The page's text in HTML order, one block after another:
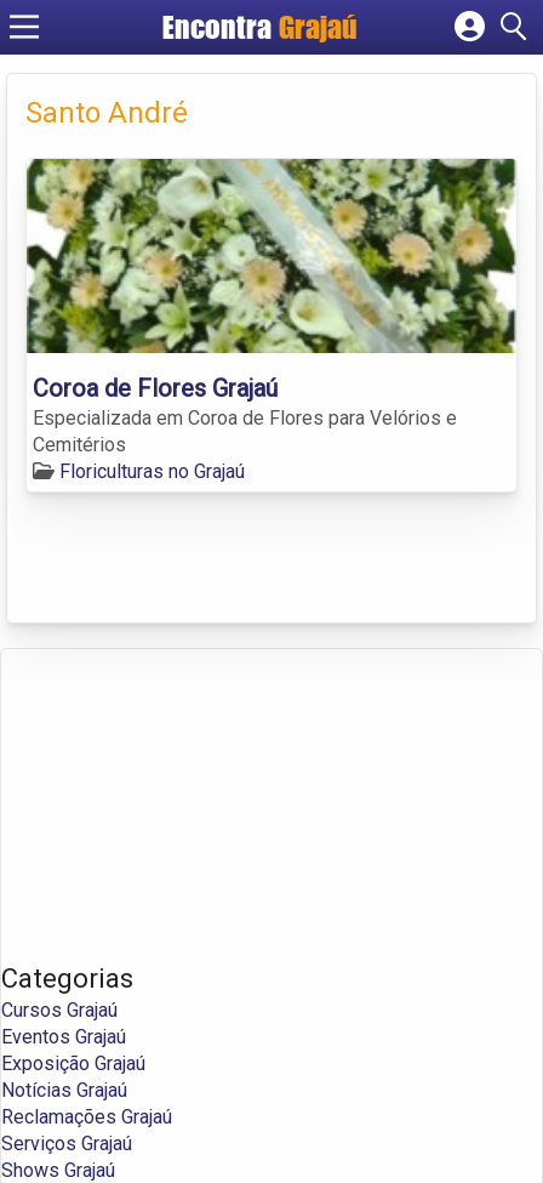
Encontra Grajaú
Cadastrar empresa
Santo André
Coroa de Flores Grajaú
Especializada em Coroa de Flores para Velórios e
Cemitérios
Floriculturas no Grajaú
Categorias
Cursos Grajaú
Eventos Grajaú
Exposição Grajaú
Notícias Grajaú
Reclamações Grajaú
Serviços Grajaú
Shows Grajaú